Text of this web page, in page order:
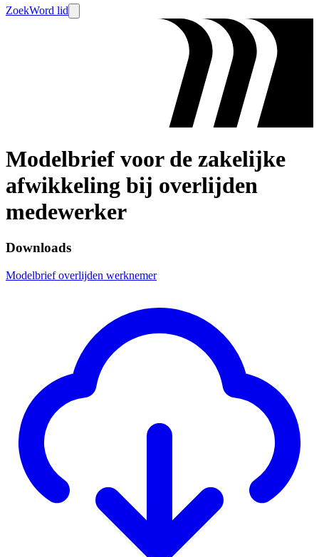
ZoekWord lid
Modelbrief voor de zakelijke
afwikkeling bij overlijden
medewerker
Downloads
Modelbrief overlijden werknemer